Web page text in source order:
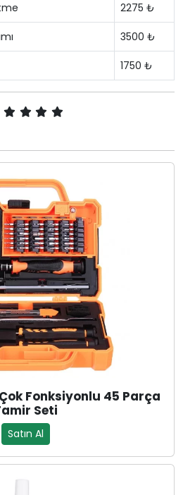
2275 ₺
3500 ₺
1750 ₺
Fonksiyonlu 45 Parça
Seti
Satın Al